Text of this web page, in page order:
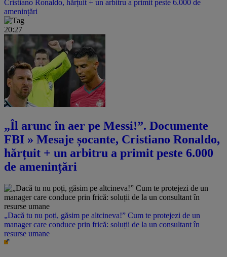
Cristiano Ronaldo, hărțuit + un arbitru a primit peste 6.000 de
amenințări
20:27
„Îl arunc în aer pe Messi!”. Documente
FBI » Mesaje șocante, Cristiano Ronaldo,
hărțuit + un arbitru a primit peste 6.000
de amenințări
„Dacă tu nu poți, găsim pe altcineva!” Cum te protejezi de un
manager care conduce prin frică: soluții de la un consultant în
resurse umane